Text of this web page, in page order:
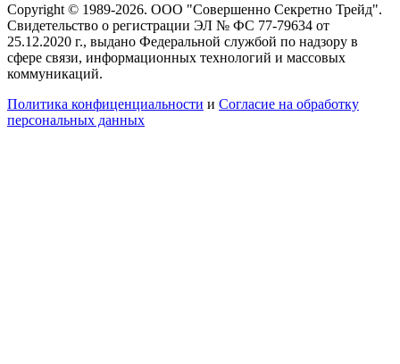
Copyright © 1989-2026. ООО "Совершенно Секретно Трейд".
Свидетельство о регистрации ЭЛ № ФС 77-79634 от
25.12.2020 г., выдано Федеральной службой по надзору в
сфере связи, информационных технологий и массовых
коммуникаций.
Политика конфиценциальности и Согласие на обработку
персональных данных